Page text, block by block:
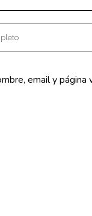
n
email y